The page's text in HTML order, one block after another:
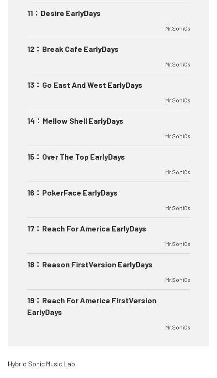
11 ： Desire EarlyDays
Mr.SoniCs
12 ： Break Cafe EarlyDays
Mr.SoniCs
13 ： Go East And West EarlyDays
Mr.SoniCs
14 ： Mellow Shell EarlyDays
Mr.SoniCs
15 ： Over The Top EarlyDays
Mr.SoniCs
16 ： PokerFace EarlyDays
Mr.SoniCs
17 ： Reach For America EarlyDays
Mr.SoniCs
18 ： Reason FirstVersion EarlyDays
Mr.SoniCs
19 ： Reach For America FirstVersion
EarlyDays
Mr.SoniCs
Hybrid Sonic Music Lab